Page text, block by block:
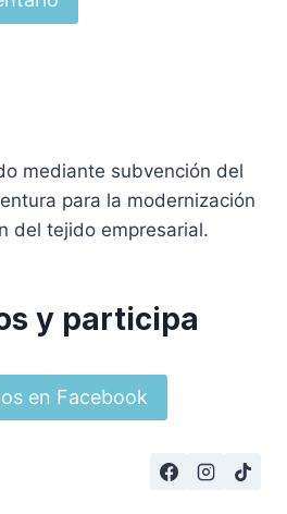
mediante subvención del
para la modernización
del tejido empresarial.
y participa
en Facebook